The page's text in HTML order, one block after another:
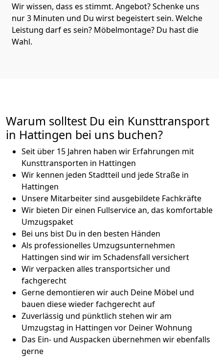
Wir wissen, dass es stimmt. Angebot? Schenke uns
nur 3 Minuten und Du wirst begeistert sein. Welche
Leistung darf es sein? Möbelmontage? Du hast die
Wahl.
Warum solltest Du ein Kunsttransport
in Hattingen bei uns buchen?
Seit über 15 Jahren haben wir Erfahrungen mit
Kunsttransporten in Hattingen
Wir kennen jeden Stadtteil und jede Straße in
Hattingen
Unsere Mitarbeiter sind ausgebildete Fachkräfte
Wir bieten Dir einen Fullservice an, das komfortable
Umzugspaket
Bei uns bist Du in den besten Händen
Als professionelles Umzugsunternehmen
Hattingen sind wir im Schadensfall versichert
Wir verpacken alles transportsicher und
fachgerecht
Gerne demontieren wir auch Deine Möbel und
bauen diese wieder fachgerecht auf
Zuverlässig und pünktlich stehen wir am
Umzugstag in Hattingen vor Deiner Wohnung
Das Ein- und Auspacken übernehmen wir ebenfalls
gerne